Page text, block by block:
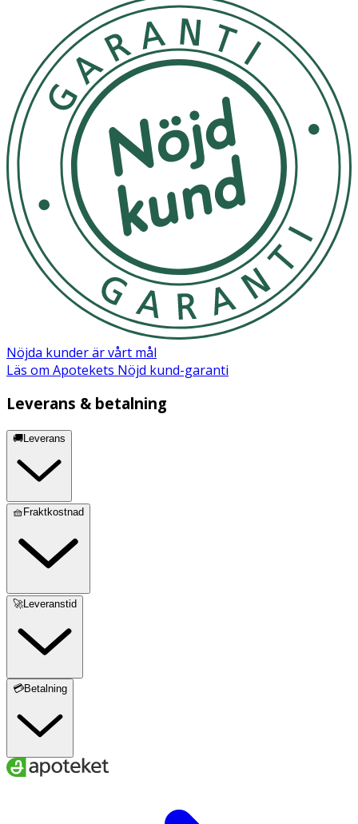
håller dem återfuktade. Ceratet stöttar läpparnas
hudbarriär mot yttre faktorer samt skyddar dem från att
torka ut. Vegansk formula ? fri från animaliska
ingredienser. Dermatologiskt testad och passar alla h
Applicera på läpparna. Se till att inte slicka på läpparna
för att inte torka ut dem. Återvinn enligt anvisningen på
förpackningen.
Förvaras i rumstemperatur.
OK för gravida och ammande:
Ja
Ingredienser:
Helianthus Annuus Hybrid Oil (Sunflower Oil), Ricinus
Communis seed Oil (Castor Oil), Helianthus Annuus Seed
Cera (Sunflower Seed Wax), Hydrogenated Rapeseed Oil,
Butyrospermum Parkii Butter (Shea Butter), Aroma,
Tocopherol (Vitamin E), Ascorbyl Palmitate (Vitamin C
Derivate), Helianthus Annuus Seed Oil (Sunflower Oil),
Lecithin (Sunflower Lecithin), CI 15985, CI 15850
Märkning
Nöjda kunder är vårt mål
Läs om Apotekets Nöjd kund-garanti
Leverans & betalning
🚚Leverans
🧺Fraktkostnad
🚀Leveranstid
💳Betalning